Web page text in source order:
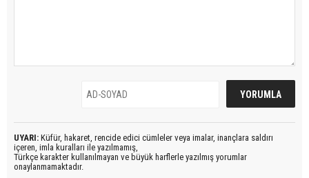
UYARI: Küfür, hakaret, rencide edici cümleler veya imalar, inançlara saldırı
içeren, imla kuralları ile yazılmamış,
Türkçe karakter kullanılmayan ve büyük harflerle yazılmış yorumlar
onaylanmamaktadır.